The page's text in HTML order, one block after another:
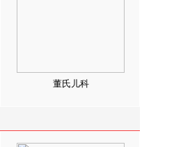
董氏儿科